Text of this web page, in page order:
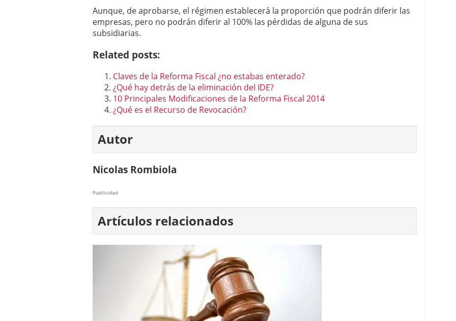
Aunque, de aprobarse, el régimen establecerá la proporción que podrán diferir las
empresas, pero no podrán diferir al 100% las pérdidas de alguna de sus
subsidiarias.
Related posts:
Claves de la Reforma Fiscal ¿no estabas enterado?
¿Qué hay detrás de la eliminación del IDE?
10 Principales Modificaciones de la Reforma Fiscal 2014
¿Qué es el Recurso de Revocación?
Autor
Nicolas Rombiola
Publicidad
Artículos relacionados